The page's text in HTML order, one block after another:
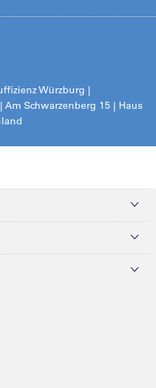
Würzburg |
Schwarzenberg 15 | Haus